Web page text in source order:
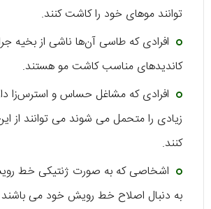
توانند موهای خود را کاشت کنند.
افرادی که طاسی آن‌ها ناشی از بخیه
کاندیدهای مناسب کاشت مو هستند.
افرادی که مشاغل حساس و استرس‌زا
زیادی را متحمل می شوند می توانند از
کنند.
اشخاصی که به‌ صورت ژنتیکی خط
به دنبال اصلاح خط رویش خود می باشند